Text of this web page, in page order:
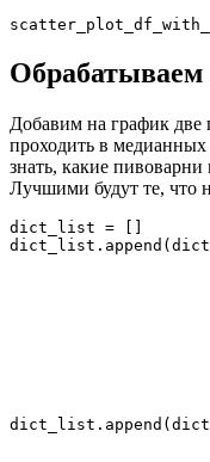
Обрабатываем
Добавим на график
проходить в
знать, какие
Лучшими будут те, что
dict_list = []